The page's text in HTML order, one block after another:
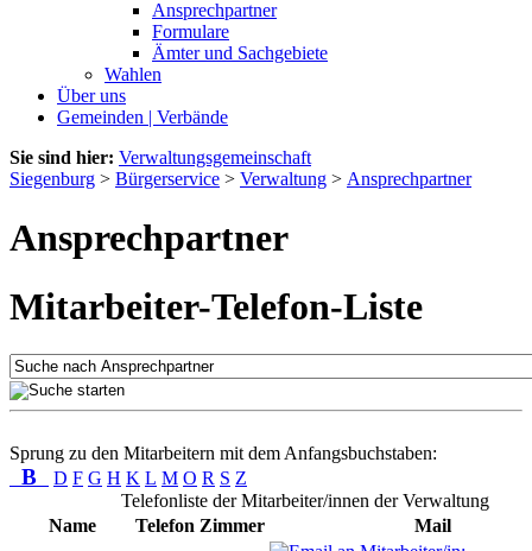
Ansprechpartner
Formulare
Ämter und Sachgebiete
Wahlen
Über uns
Gemeinden | Verbände
Sie sind hier: Verwaltungsgemeinschaft
Siegenburg > Bürgerservice > Verwaltung > Ansprechpartner
Ansprechpartner
Mitarbeiter-Telefon-Liste
Sprung zu den Mitarbeitern mit dem Anfangsbuchstaben:
B D F G H K L M O R S Z
Telefonliste der Mitarbeiter/innen der Verwaltung
Name
Telefon Zimmer
Mail